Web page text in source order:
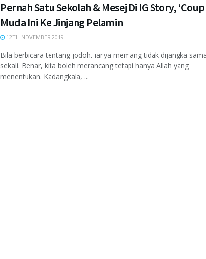
Pernah Satu Sekolah & Mesej Di IG Story,
Muda Ini Ke Jinjang Pelamin
12TH NOVEMBER 2019
Bila berbicara tentang jodoh, ianya memang tidak dijangka sama
sekali. Benar, kita boleh merancang tetapi hanya Allah yang
menentukan. Kadangkala, ...